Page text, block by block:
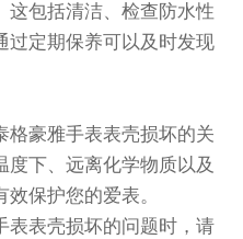
这包括清洁、检查防水性
过定期保养可以及时发现
豪雅手表表壳损坏的关
下、远离化学物质以及
保护您的爱表。
表壳损坏的问题时，请